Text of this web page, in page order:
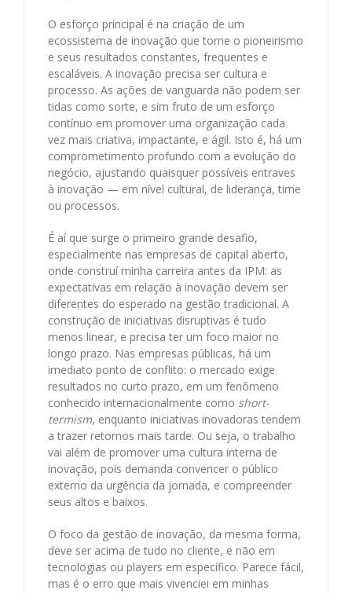
O esforço principal é na criação de um
ecossistema de inovação que torne o pioneirismo
e seus resultados constantes, frequentes e
escaláveis. A inovação precisa ser cultura e
processo. As ações de vanguarda não podem ser
tidas como sorte, e sim fruto de um esforço
contínuo em promover uma organização cada
vez mais criativa, impactante, e ágil. Isto é, há um
comprometimento profundo com a evolução do
negócio, ajustando quaisquer possíveis entraves
à inovação — em nível cultural, de liderança, time
ou processos.
É aí que surge o primeiro grande desafio,
especialmente nas empresas de capital aberto,
onde construí minha carreira antes da IPM: as
expectativas em relação à inovação devem ser
diferentes do esperado na gestão tradicional. A
construção de iniciativas disruptivas é tudo
menos linear, e precisa ter um foco maior no
longo prazo. Nas empresas públicas, há um
imediato ponto de conflito: o mercado exige
resultados no curto prazo, em um fenômeno
conhecido internacionalmente como short-
termism, enquanto iniciativas inovadoras tendem
a trazer retornos mais tarde. Ou seja, o trabalho
vai além de promover uma cultura interna de
inovação, pois demanda convencer o público
externo da urgência da jornada, e compreender
seus altos e baixos.
O foco da gestão de inovação, da mesma forma,
deve ser acima de tudo no cliente, e não em
tecnologias ou players em específico. Parece fácil,
mas é o erro que mais vivenciei em minhas